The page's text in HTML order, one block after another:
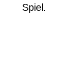
Spiel.